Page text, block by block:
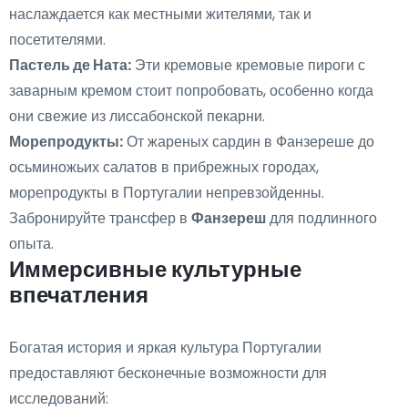
наслаждается как местными жителями, так и
посетителями.
Пастель де Ната: Эти кремовые кремовые пироги с
заварным кремом стоит попробовать, особенно когда
они свежие из лиссабонской пекарни.
Морепродукты:От жареных сардин в Фанзереше до
осьминожьих салатов в прибрежных городах,
морепродукты в Португалии непревзойденны.
Забронируйте трансфер в Фанзерешдля подлинного
опыта.
Иммерсивные культурные
впечатления
Богатая история и яркая культура Португалии
предоставляют бесконечные возможности для
исследований: